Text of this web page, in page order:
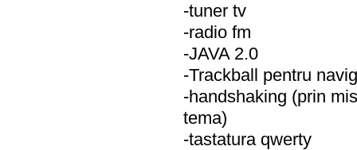
-tuner tv
-radio fm
-JAVA 2.0
-Trackball pentru
-handshaking (prin
tema)
-tastatura qwerty